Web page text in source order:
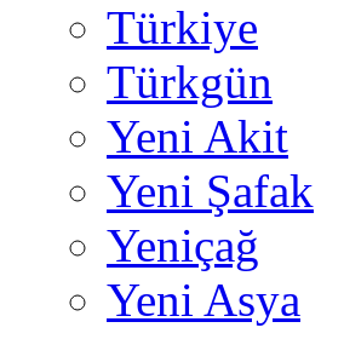
Türkiye
Türkgün
Yeni Akit
Yeni Şafak
Yeniçağ
Yeni Asya